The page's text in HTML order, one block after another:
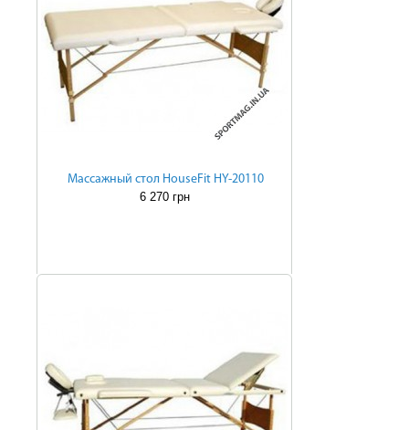
Массажный стол HouseFit HY-20110
6 270 грн